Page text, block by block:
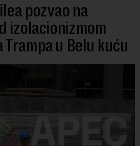
pozvao na
izolacionizmom
u Belu kuću